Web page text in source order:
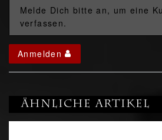
Melde Dich bitte an, um eine
verfassen.
Anmelden
Ähnliche Artikel